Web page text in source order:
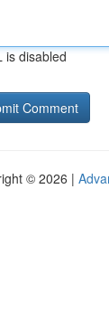
is disabled
© 2026 |